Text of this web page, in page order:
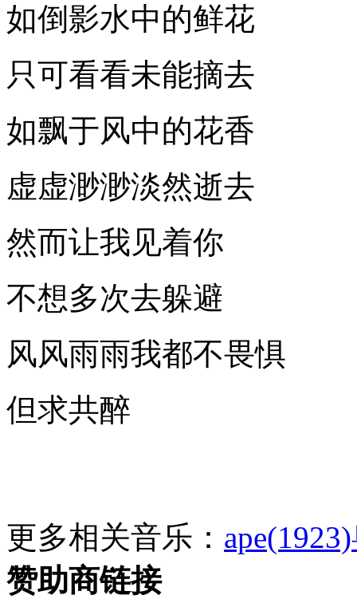
如倒影水中的鲜花
只可看看未能摘去
如飘于风中的花香
虚虚渺渺淡然逝去
然而让我见着你
不想多次去躲避
风风雨雨我都不畏惧
但求共醉
更多相关音乐： ape(1923)
赞助商链接